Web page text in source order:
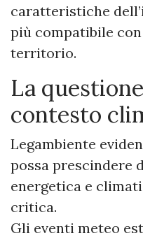
caratteristiche
più compatibile
territorio.
La
contesto
Legambiente
possa prescindere
energetica e
critica.
Gli eventi meteo